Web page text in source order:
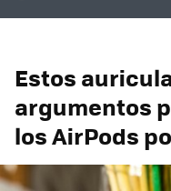
Estos
argumentos
los AirPods